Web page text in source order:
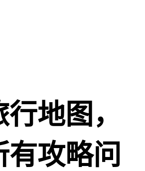
地图，
有攻略问